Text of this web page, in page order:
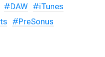
DAW
iTunes
PreSonus